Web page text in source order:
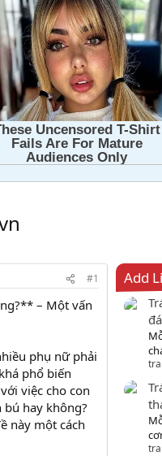
#1
– Một vấn
phụ nữ phải
phổ biến
việc cho con
hay không?
này một cách
Add